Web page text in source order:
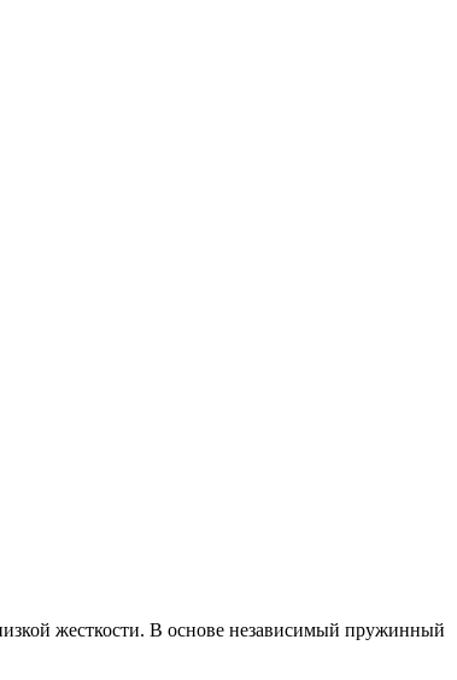
жесткости. В основе независимый пружинный